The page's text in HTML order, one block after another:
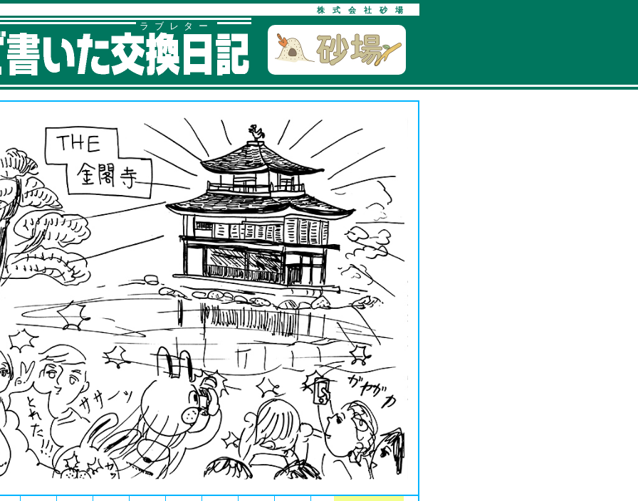
株式会社砂場
ラブレター